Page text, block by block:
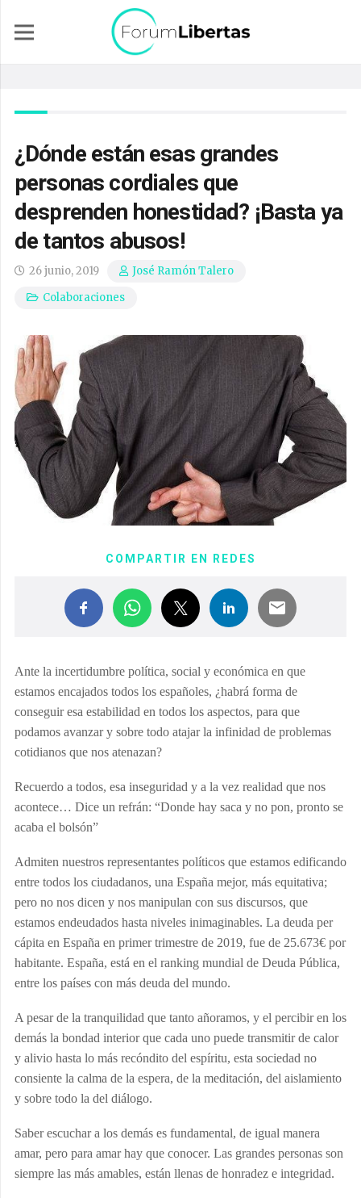
¿Dónde están esas grandes
personas cordiales que
desprenden honestidad? ¡Basta ya
de tantos abusos!
26 junio, 2019
José Ramón Talero
Colaboraciones
COMPARTIR EN REDES
Ante la incertidumbre política, social y económica en que
estamos encajados todos los españoles, ¿habrá forma de
conseguir esa estabilidad en todos los aspectos, para que
podamos avanzar y sobre todo atajar la infinidad de problemas
cotidianos que nos atenazan?
Recuerdo a todos, esa inseguridad y a la vez realidad que nos
acontece… Dice un refrán: “Donde hay saca y no pon, pronto se
acaba el bolsón”
Admiten nuestros representantes políticos que estamos edificando
entre todos los ciudadanos, una España mejor, más equitativa;
pero no nos dicen y nos manipulan con sus discursos, que
estamos endeudados hasta niveles inimaginables. La deuda per
cápita en España en primer trimestre de 2019, fue de 25.673€ por
habitante. España, está en el ranking mundial de Deuda Pública,
entre los países con más deuda del mundo.
A pesar de la tranquilidad que tanto añoramos, y el percibir en los
demás la bondad interior que cada uno puede transmitir de calor
y alivio hasta lo más recóndito del espíritu, esta sociedad no
consiente la calma de la espera, de la meditación, del aislamiento
y sobre todo la del diálogo.
Saber escuchar a los demás es fundamental, de igual manera
amar, pero para amar hay que conocer. Las grandes personas son
siempre las más amables, están llenas de honradez e integridad.